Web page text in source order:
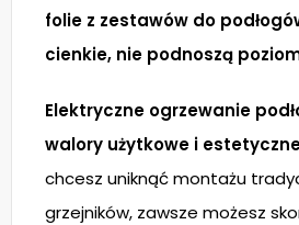
folie z zestawów do
cienkie, nie podnoszą
Elektryczne ogrzewanie
walory użytkowe i
chcesz uniknąć montażu
grzejników, zawsze możesz